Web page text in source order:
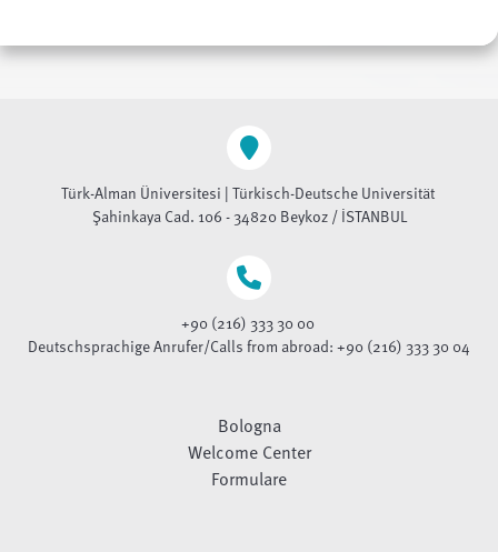
Türk-Alman Üniversitesi | Türkisch-Deutsche Universität
Şahinkaya Cad. 106 - 34820 Beykoz / İSTANBUL
+90 (216) 333 30 00
Deutschsprachige Anrufer/Calls from abroad: +90 (216) 333 30 04
Bologna
Welcome Center
Formulare